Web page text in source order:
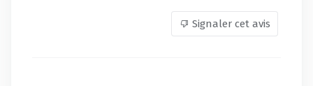
Signaler cet avis